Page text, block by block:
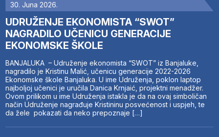
30. Juna 2026.
UDRUŽENJE EKONOMISTA “SWOT”
NAGRADILO UČENICU GENERACIJE
EKONOMSKE ŠKOLE
BANJALUKA – Udruženje ekonomista “SWOT” iz Banjaluke,
nagradilo je Kristinu Malić, učenicu generacije 2022-2026
Ekonomske škole Banjaluka. U ime Udruženja, poklon laptop
najboljoj učenici je uručila Danica Krnjaić, projektni menadžer.
Ovom prilikom u ime Udruženja istakla je da na ovaj simboličan
način Udruženje nagrađuje Kristininu posvećenost i uspjeh, te
da žele pokazati da neko prepoznaje […]